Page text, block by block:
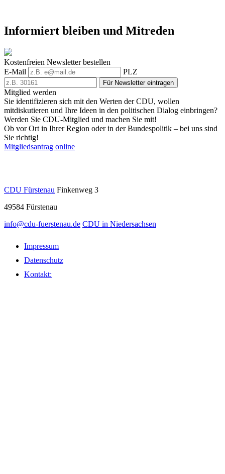
Informiert bleiben und Mitreden
Kostenfreien Newsletter bestellen
E-Mail
PLZ
Für Newsletter eintragen
Mitglied werden
Sie identifizieren sich mit den Werten der CDU, wollen
mitdiskutieren und Ihre Ideen in den politischen Dialog einbringen?
Werden Sie CDU-Mitglied und machen Sie mit!
Ob vor Ort in Ihrer Region oder in der Bundespolitik – bei uns sind
Sie richtig!
Mitgliedsantrag online
CDU Fürstenau Finkenweg 3
49584 Fürstenau
info@cdu-fuerstenau.de CDU in Niedersachsen
Impressum
Datenschutz
Kontakt: